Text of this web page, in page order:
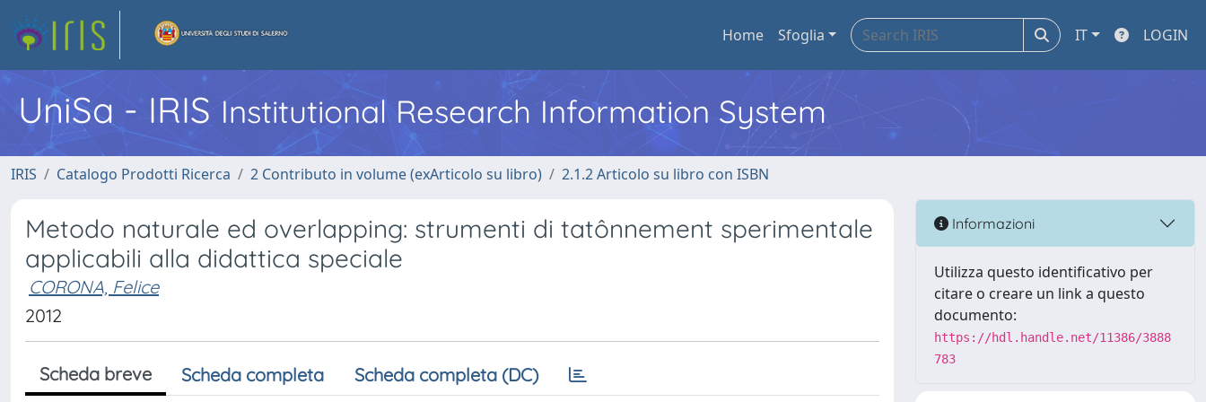
Home Sfoglia IT LOGIN
UniSa - IRIS Institutional Research Information System
IRIS Catalogo Prodotti Ricerca 2 Contributo in volume (exArticolo su libro) 2.1.2 Articolo su libro con ISBN
Metodo naturale ed overlapping: strumenti di tatônnement sperimentale
applicabili alla didattica speciale
CORONA, Felice
2012
Scheda breve Scheda completa Scheda completa (DC)
Informazioni
Utilizza questo identificativo per
citare o creare un link a questo
documento:
https://hdl.handle.net/11386/3888
783